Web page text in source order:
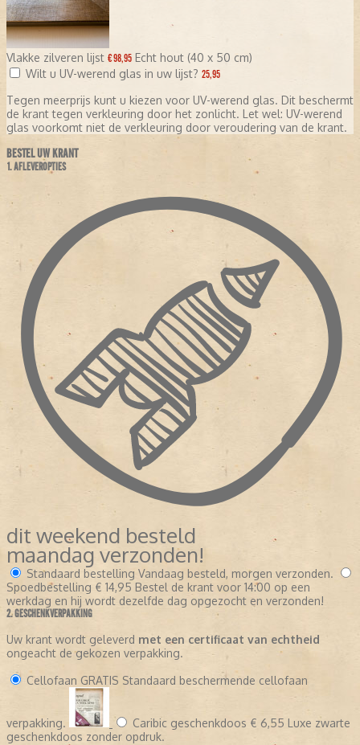
Vlakke zilveren lijst € 98,95 Echt hout (40 x 50 cm)
Wilt u UV-werend glas in uw lijst? 25,95
Tegen meerprijs kunt u kiezen voor UV-werend glas. Dit beschermt
de krant tegen verkleuring door het zonlicht. Let wel: UV-werend
glas voorkomt niet de verkleuring door veroudering van de krant.
BESTEL UW KRANT
1. AFLEVEROPTIES
dit weekend besteld
maandag verzonden!
Standaard bestelling Vandaag besteld, morgen verzonden.
Spoedbestelling € 14,95 Bestel de krant voor 14:00 op een
werkdag en hij wordt dezelfde dag opgezocht en verzonden!
2. GESCHENKVERPAKKING
Uw krant wordt geleverd met een certificaat van echtheid
ongeacht de gekozen verpakking.
Cellofaan GRATIS Standaard beschermende cellofaan
verpakking. Caribic geschenkdoos € 6,55 Luxe zwarte
geschenkdoos zonder opdruk.